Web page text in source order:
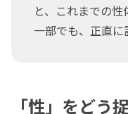
と、これまでの
一部でも、正直に
「性」をどう